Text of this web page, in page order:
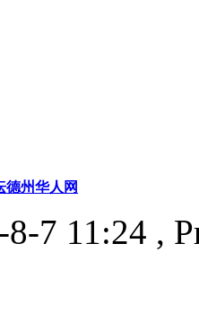
德州华人网
7 11:24 ,